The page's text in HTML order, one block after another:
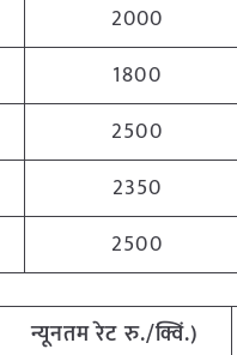
2000
1800
2500
2350
2500
न्यूनतम रेट रु./क्विं.)